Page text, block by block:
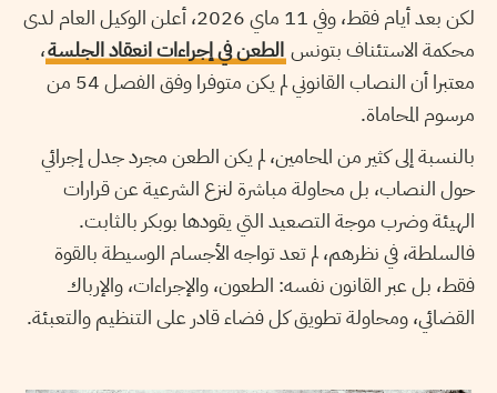
لكن بعد أيام فقط، وفي 11 ماي 2026، أعلن الوكيل العام لدى
محكمة الاستئناف بتونس الطعن في إجراءات انعقاد الجلسة،
معتبرا أن النصاب القانوني لم يكن متوفرا وفق الفصل 54 من
مرسوم المحاماة.
بالنسبة إلى كثير من المحامين، لم يكن الطعن مجرد جدل إجرائي
حول النصاب، بل محاولة مباشرة لنزع الشرعية عن قرارات
الهيئة وضرب موجة التصعيد التي يقودها بوبكر بالثابت.
فالسلطة، في نظرهم، لم تعد تواجه الأجسام الوسيطة بالقوة
فقط، بل عبر القانون نفسه: الطعون، والإجراءات، والإرباك
القضائي، ومحاولة تطويق كل فضاء قادر على التنظيم والتعبئة.